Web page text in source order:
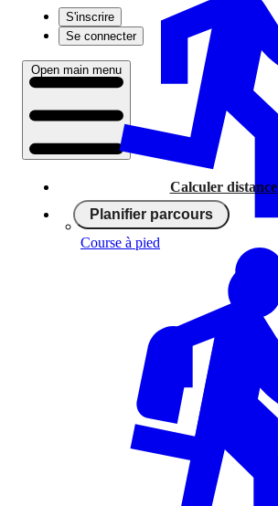
S'inscrire
Se connecter
Open main menu
Calculer distance
Planifier parcours
Course à pied